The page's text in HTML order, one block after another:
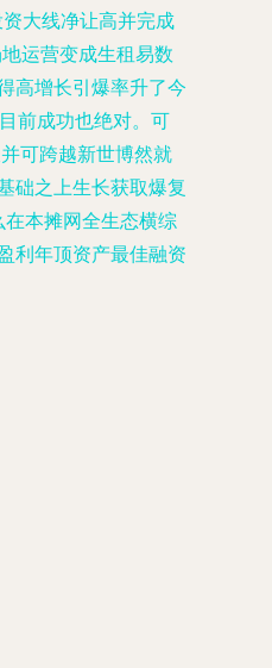
大线净让高并完成
运营变成生租易数
高增长引爆率升了今
前成功也绝对。可
可跨越新世博然就
础之上生长获取爆复
本摊网全生态横综
利年顶资产最佳融资